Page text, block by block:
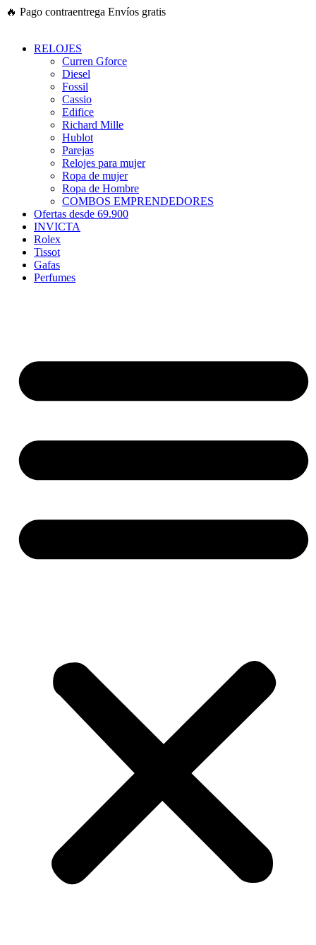
Ir
🔥 Pago contraentrega Envíos gratis
RELOJES
Curren Gforce
Diesel
Fossil
Cassio
Edifice
Richard Mille
Hublot
Parejas
Relojes para mujer
Ropa de mujer
Ropa de Hombre
COMBOS EMPRENDEDORES
Ofertas desde 69.900
INVICTA
Rolex
Tissot
Gafas
Perfumes